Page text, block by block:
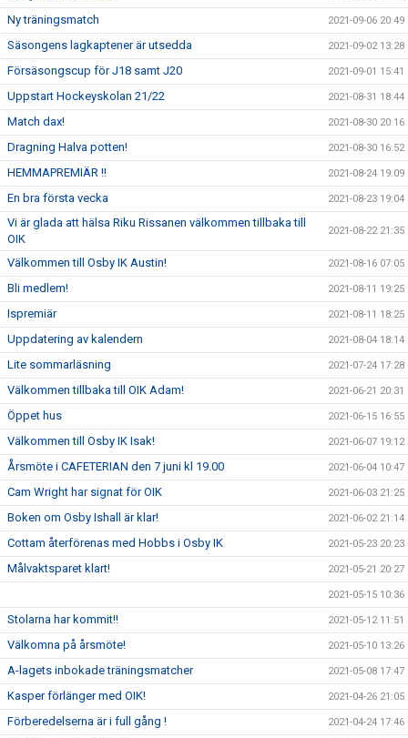
Ny träningsmatch 2021-09-06 20:49
Säsongens lagkaptener är utsedda 2021-09-02 13:28
Försäsongscup för J18 samt J20 2021-09-01 15:41
Uppstart Hockeyskolan 21/22 2021-08-31 18:44
Match dax! 2021-08-30 20:16
Dragning Halva potten! 2021-08-30 16:52
HEMMAPREMIÄR !! 2021-08-24 19:09
En bra första vecka 2021-08-23 19:04
Vi är glada att hälsa Riku Rissanen välkommen tillbaka till
OIK
2021-08-22 21:35
Välkommen till Osby IK Austin! 2021-08-16 07:05
Bli medlem! 2021-08-11 19:25
Ispremiär 2021-08-11 18:25
Uppdatering av kalendern 2021-08-04 18:14
Lite sommarläsning 2021-07-24 17:28
Välkommen tillbaka till OIK Adam! 2021-06-21 20:31
Öppet hus 2021-06-15 16:55
Välkommen till Osby IK Isak! 2021-06-07 19:12
Årsmöte i CAFETERIAN den 7 juni kl 19.00 2021-06-04 10:47
Cam Wright har signat för OIK 2021-06-03 21:25
Boken om Osby Ishall är klar! 2021-06-02 21:14
Cottam återförenas med Hobbs i Osby IK 2021-05-23 20:23
Målvaktsparet klart! 2021-05-21 20:27
2021-05-15 10:36
Stolarna har kommit!! 2021-05-12 11:51
Välkomna på årsmöte! 2021-05-10 13:26
A-lagets inbokade träningsmatcher 2021-05-08 17:47
Kasper förlänger med OIK! 2021-04-26 21:05
Förberedelserna är i full gång ! 2021-04-24 17:46